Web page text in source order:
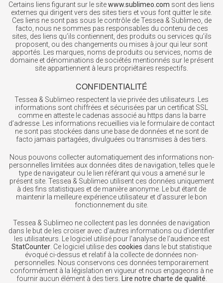
Certains liens figurant sur le sitewww.sublimeo.com sont des liens
externes qui dirigent vers des sites tiers et vous font quitter le site.
Ces liens ne sont pas sous le contrôle de Tessea & Sublimeo, de
facto, nous ne sommes pas responsables du contenu de ces
sites, des liens qu’ils contiennent, des produits ou services qu’ils
proposent, ou des changements ou mises à jour qui leur sont
apportés. Les marques, noms de produits ou services, noms de
domaine et dénominations de sociétés mentionnés sur le présent
site appartiennent à leurs propriétaires respectifs.
CONFIDENTIALITÉ
Tessea & Sublimeo respectent la vie privée des utilisateurs. Les
informations sont chiffrées et sécurisées par un certificat SSL
comme en atteste le cadenas associé au https dans la barre
d’adresse. Les informations recueillies via le formulaire de contact
ne sont pas stockées dans une base de données et ne sont de
facto jamais partagées, divulguées ou transmises à des tiers.
Nous pouvons collecter automatiquement des informations non-
personnelles limitées aux données dites de navigation, telles que le
type de navigateur ou le lien référant qui vous a amené sur le
présent site. Tessea & Sublimeo utilisent ces données uniquement
à des fins statistiques et de manière anonyme. Le but étant de
maintenir la meilleure expérience utilisateur et d’assurer le bon
fonctionnement du site.
Tessea & Sublimeo ne collectent pas les données de navigation
dans le but de les croiser avec d’autres informations ou d’identifier
les utilisateurs. Le logiciel utilisé pour l’analyse de l’audience est
StatCounter . Ce logiciel utilise des cookies dans le but statistique
évoqué ci-dessus et relatif à la collecte de données non-
personnelles. Nous conservons ces données temporairement
conformément à la législation en vigueur et nous engageons à ne
fournir aucun élément à des tiers.
Lire notre charte de qualité